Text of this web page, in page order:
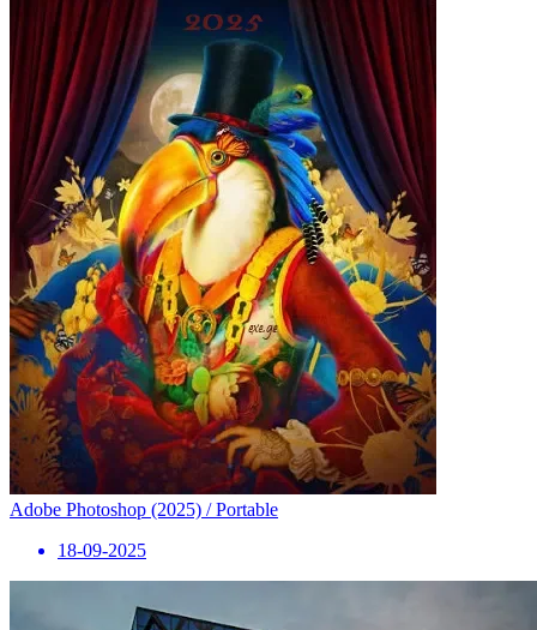
Adobe Photoshop (2025) / Portable
18-09-2025